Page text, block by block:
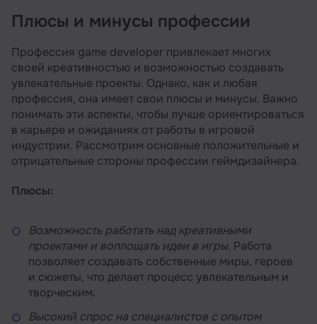
Плюсы и минусы профессии
Профессия game developer привлекает многих
своей креативностью и возможностью создавать
увлекательные проекты. Однако, как и любая
профессия, она имеет свои плюсы и минусы. Важно
понимать эти аспекты, чтобы лучше ориентироваться
в карьере и ожиданиях от работы в игровой
индустрии. Рассмотрим основные положительные и
отрицательные стороны профессии геймдизайнера.
Плюсы:
Возможность работать над креативными
проектами и воплощать идеи в игры. Работа
позволяет создавать собственные миры, героев
и сюжеты, что делает процесс увлекательным и
творческим.
Высокий спрос на специалистов с опытом